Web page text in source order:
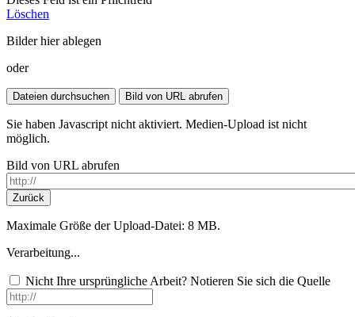
Löschen
Bilder hier ablegen
oder
Sie haben Javascript nicht aktiviert. Medien-Upload ist nicht
möglich.
Bild von URL abrufen
Maximale Größe der Upload-Datei: 8 MB.
Verarbeitung...
Nicht Ihre ursprüngliche Arbeit? Notieren Sie sich die Quelle